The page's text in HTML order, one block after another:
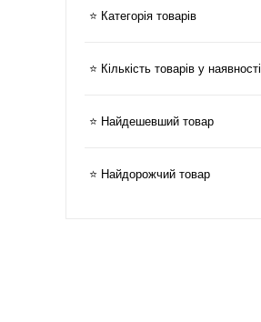
⭐ Категорія товарів
⭐ Кількість товарів у наявності
⭐ Найдешевший товар
⭐ Найдорожчий товар